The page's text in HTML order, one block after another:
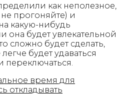
как неполезное,
не прогоняйте) и
какую-нибудь
она будет увлекательной
сложно будет сделать,
будет удаваться
переключаться.
время для
откладывать